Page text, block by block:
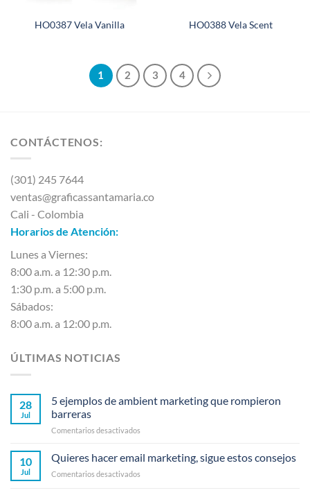
HO0387 Vela Vanilla HO0388 Vela Scent
1 2 3 4
CONTÁCTENOS:
(301) 245 7644
ventas@graficassantamaria.co
Cali - Colombia
Horarios de Atención:
Lunes a Viernes:
8:00 a.m. a 12:30 p.m.
1:30 p.m. a 5:00 p.m.
Sábados:
8:00 a.m. a 12:00 p.m.
ÚLTIMAS NOTICIAS
28
Jul
5 ejemplos de ambient marketing que rompieron
barreras
Comentarios desactivados
ejemplos
de
ambient
10
Jul
Quieres hacer email marketing, sigue estos consejos
Comentarios desactivados